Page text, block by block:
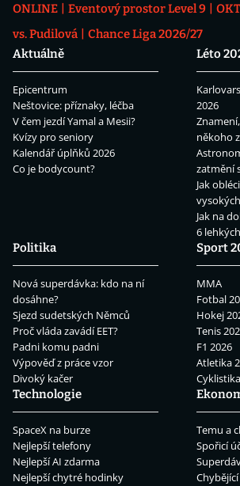
ONLINE
Eventový prostor Level 9
vs. Pudilová
Chance Liga 2026/27
Aktuálně
Epicentrum
Neštovice: příznaky, léčba
V čem jezdí Yamal a Mesii?
Kvízy pro seniory
Kalendář úplňků 2026
Co je bodycount?
Léto
2026
někoho
zatmění
Jak
Jak na
6
Politika
Nová superdávka: kdo na ní
dosáhne?
Sjezd sudetských Němců
Proč vláda zavádí EET?
Padni komu padni
Výpověď z práce vzor
Divoký kačer
Sport
MMA
Fotbal
Hokej
Tenis
F1 2026
Atletika
Technologie
SpaceX na burze
Nejlepší telefony
Nejlepší AI zdarma
Nejlepší chytré hodinky
Temu a
Spořicí